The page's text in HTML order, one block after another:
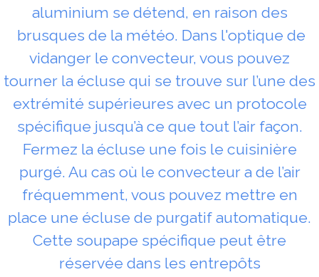
aluminium se détend, en raison des
brusques de la météo. Dans l'optique de
vidanger le convecteur, vous pouvez
tourner la écluse qui se trouve sur l’une des
extrémité supérieures avec un protocole
spécifique jusqu’à ce que tout l’air façon.
Fermez la écluse une fois le cuisinière
purgé. Au cas où le convecteur a de l’air
fréquemment, vous pouvez mettre en
place une écluse de purgatif automatique.
Cette soupape spécifique peut être
réservée dans les entrepôts